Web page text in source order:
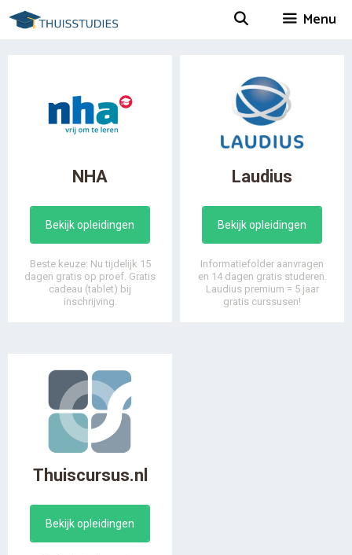
Spring
naar
Menu
NHA
Bekijk opleidingen
Beste keuze: Nu tijdelijk 15
dagen gratis op proef. Gratis
cadeau (tablet) bij
inschrijving.
Laudius
Bekijk opleidingen
Informatiefolder aanvragen
en 14 dagen gratis studeren.
Laudius premium = 5 jaar
gratis curssusen!
Thuiscursus.nl
Bekijk opleidingen